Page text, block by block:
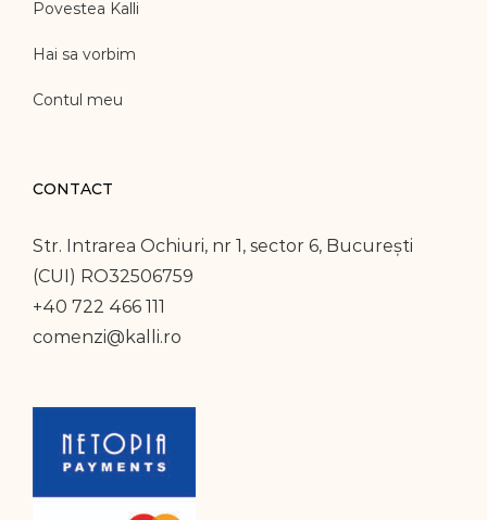
Povestea Kalli
Hai sa vorbim
Contul meu
CONTACT
Str. Intrarea Ochiuri, nr 1, sector 6, București
(CUI) RO32506759
+40 722 466 111
comenzi@kalli.ro